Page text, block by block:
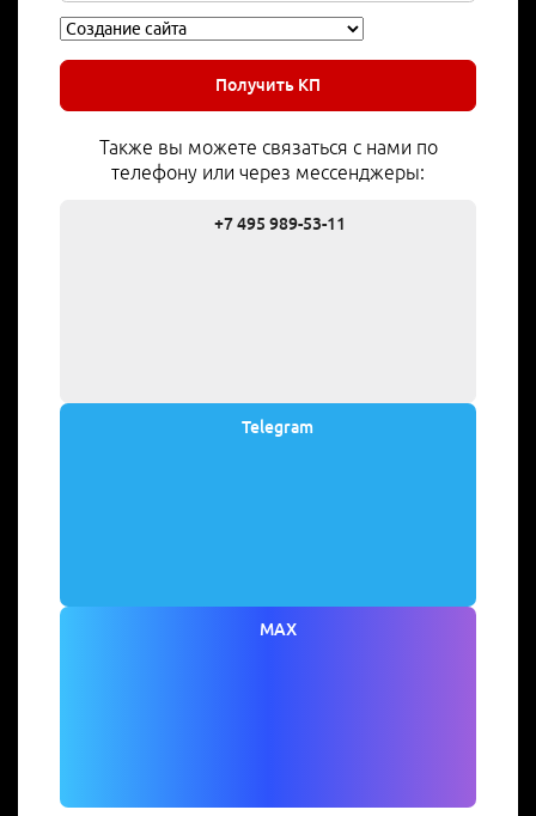
Получить КП
Также вы можете связаться с нами по
телефону или через мессенджеры:
+7 495 989-53-11
Telegram
MAX